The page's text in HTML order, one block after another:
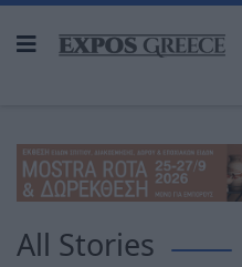
All Stories